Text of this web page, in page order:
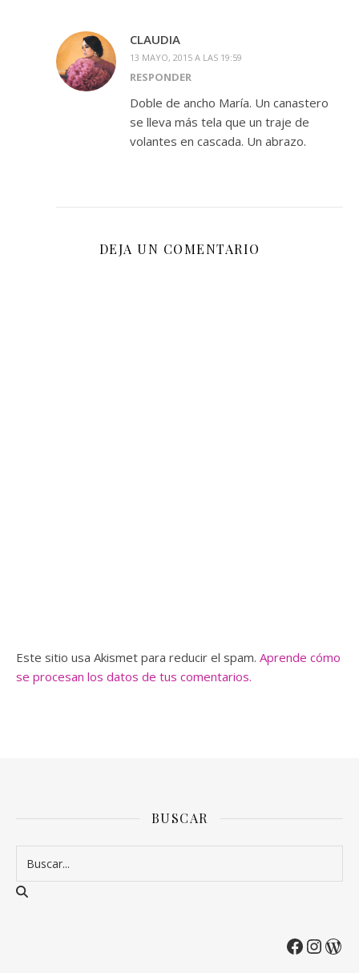
CLAUDIA
13 MAYO, 2015 A LAS 19:59
RESPONDER
Doble de ancho María. Un canastero
se lleva más tela que un traje de
volantes en cascada. Un abrazo.
DEJA UN COMENTARIO
Este sitio usa Akismet para reducir el spam. Aprende cómo
se procesan los datos de tus comentarios.
BUSCAR